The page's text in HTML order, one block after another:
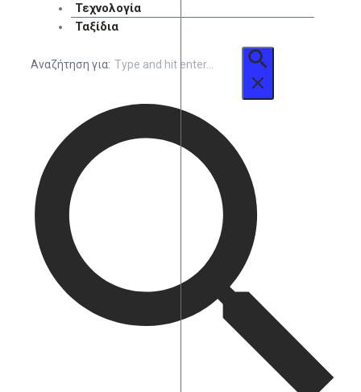
Τεχνολογία
Ταξίδια
Αναζήτηση για: